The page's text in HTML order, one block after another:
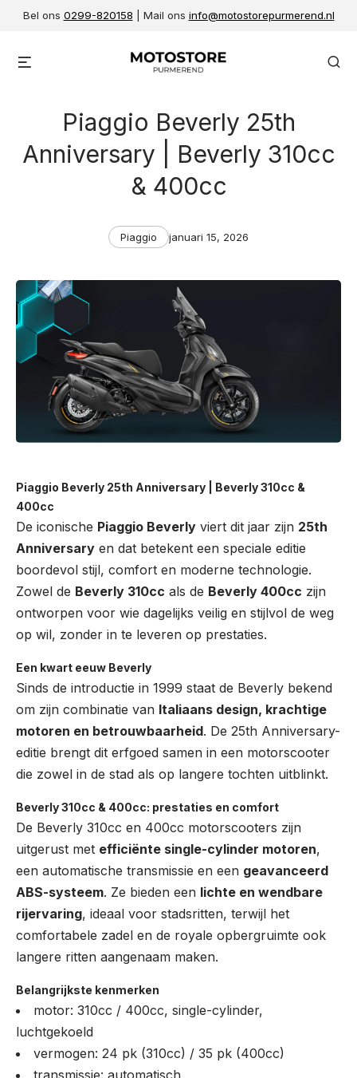
Skip
content
Bel ons 0299-820158 | Mail ons info@motostorepurmerend.nl
Piaggio Beverly 25th
Anniversary | Beverly 310cc
& 400cc
Categories
Piaggio
Post
januari 15, 2026
Piaggio Beverly 25th Anniversary | Beverly 310cc &
400cc
De iconische Piaggio Beverly viert dit jaar zijn 25th
Anniversary en dat betekent een speciale editie
boordevol stijl, comfort en moderne technologie.
Zowel de Beverly 310cc als de Beverly 400cc zijn
ontworpen voor wie dagelijks veilig en stijlvol de weg
op wil, zonder in te leveren op prestaties.
Een kwart eeuw Beverly
Sinds de introductie in 1999 staat de Beverly bekend
om zijn combinatie van Italiaans design, krachtige
motoren en betrouwbaarheid. De 25th Anniversary-
editie brengt dit erfgoed samen in een motorscooter
die zowel in de stad als op langere tochten uitblinkt.
Beverly 310cc & 400cc: prestaties en comfort
De Beverly 310cc en 400cc motorscooters zijn
uitgerust met efficiënte single-cylinder motoren,
een automatische transmissie en een geavanceerd
ABS-systeem. Ze bieden een lichte en wendbare
rijervaring, ideaal voor stadsritten, terwijl het
comfortabele zadel en de royale opbergruimte ook
langere ritten aangenaam maken.
Belangrijkste kenmerken
motor: 310cc / 400cc, single-cylinder,
luchtgekoeld
vermogen: 24 pk (310cc) / 35 pk (400cc)